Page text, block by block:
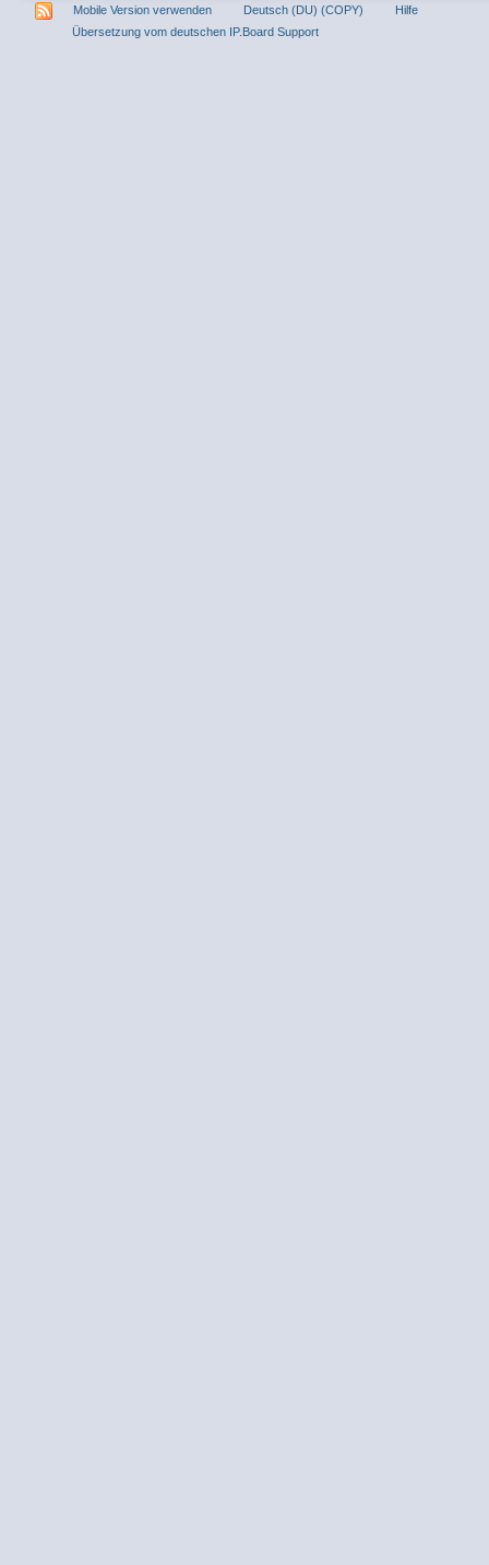
Mobile Version verwenden Deutsch (DU) (COPY)
Hilfe
Übersetzung vom deutschen IP.Board Support